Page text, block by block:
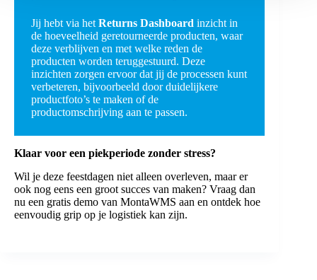
Jij hebt via het Returns Dashboard inzicht in
de hoeveelheid geretourneerde producten, waar
deze verblijven en met welke reden de
producten worden teruggestuurd. Deze
inzichten zorgen ervoor dat jij de processen kunt
verbeteren, bijvoorbeeld door duidelijkere
productfoto’s te maken of de
productomschrijving aan te passen.
Klaar voor een piekperiode zonder stress?
Wil je deze feestdagen niet alleen overleven, maar er
ook nog eens een groot succes van maken? Vraag dan
nu een gratis demo van MontaWMS aan en ontdek hoe
eenvoudig grip op je logistiek kan zijn.